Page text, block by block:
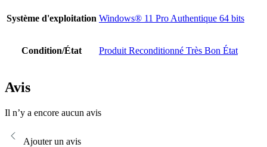
Système d'exploitation Windows® 11 Pro Authentique 64 bits
Condition/État Produit Reconditionné Très Bon État
Avis
Il n’y a encore aucun avis
Ajouter un avis